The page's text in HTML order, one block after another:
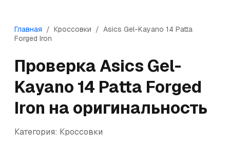
Главная / Кроссовки / Asics Gel-Kayano 14 Patta
Forged Iron
ПроверкаAsics Gel-
Kayano 14 Patta Forged
Iron на оригинальность
Категория: Кроссовки